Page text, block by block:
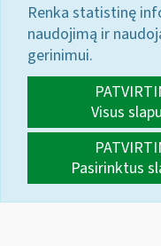
Renka statistinę
naudojimą ir
gerinimui.
Visus
Pasirinktus